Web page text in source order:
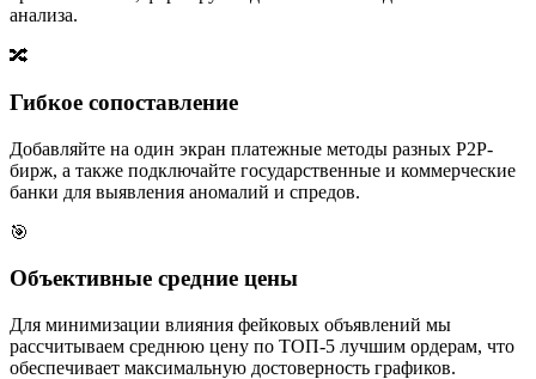
анализа.
🔀
Гибкое сопоставление
Добавляйте на один экран платежные методы разных P2P-
бирж, а также подключайте государственные и коммерческие
банки для выявления аномалий и спредов.
🎯
Объективные средние цены
Для минимизации влияния фейковых объявлений мы
рассчитываем среднюю цену по ТОП-5 лучшим ордерам, что
обеспечивает максимальную достоверность графиков.